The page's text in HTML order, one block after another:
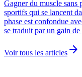
Gagner du muscle sans
sportifs qui se lancent
phase est confondue
se traduit par un gain
Voir tous les articles arrow_forward